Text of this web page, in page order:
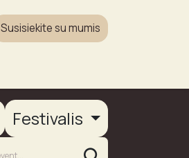
Susisiekite su mumis
Festivalis